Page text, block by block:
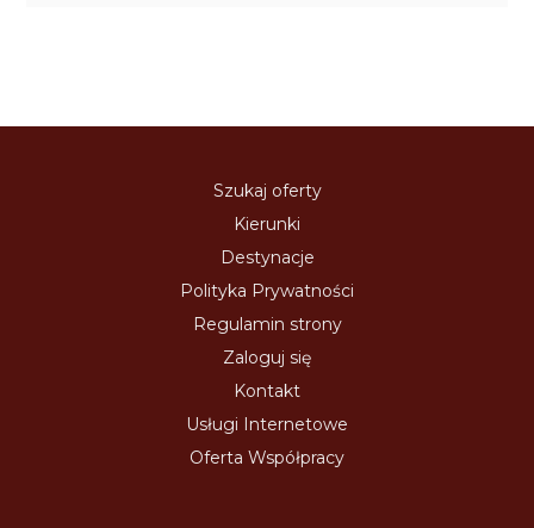
Szukaj oferty
Kierunki
Destynacje
Polityka Prywatności
Regulamin strony
Zaloguj się
Kontakt
Usługi Internetowe
Oferta Współpracy